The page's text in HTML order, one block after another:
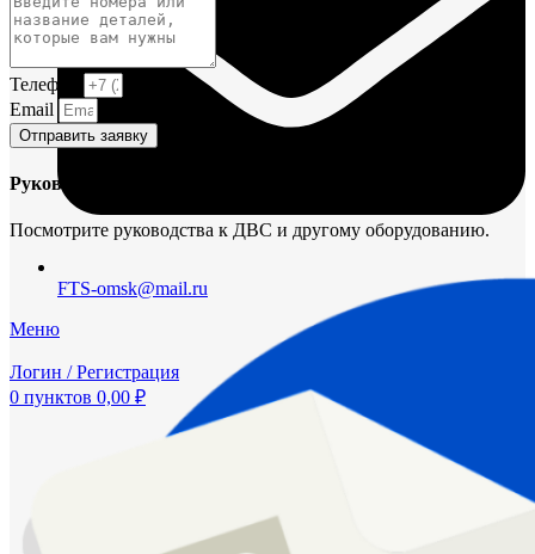
FTS-omsk@mail.ru
Меню
Логин / Регистрация
0 пунктов 0,00 ₽
Телефон
Email
Отправить заявку
Руководства и инструкции
Посмотрите руководства к ДВС и другому оборудованию.